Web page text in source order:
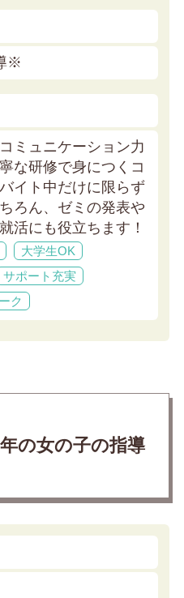
※
ミュニケーション力
な研修で身につくコ
イト中だけに限らず
ろん、ゼミの発表や
活にも役立ちます！
大学生OK
サポート充実
ク
の女の子の指導